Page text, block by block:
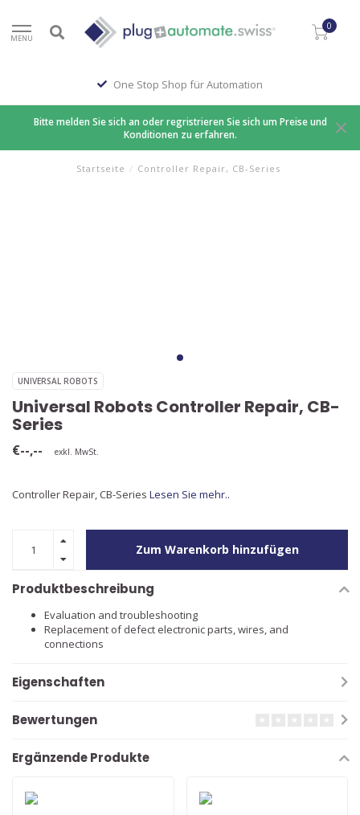
MENU
0
One Stop Shop für Automation
Bitte melden Sie sich an oder regristrieren Sie sich um Preise und
Konditionen zu erfahren.
Startseite / Controller Repair, CB-Series
UNIVERSAL ROBOTS
Universal Robots Controller Repair, CB-
Series
€--,-- exkl. MwSt.
Controller Repair, CB-Series Lesen Sie mehr..
Zum Warenkorb hinzufügen
Produktbeschreibung
Evaluation and troubleshooting
Replacement of defect electronic parts, wires, and
connections
Eigenschaften
Bewertungen
Ergänzende Produkte